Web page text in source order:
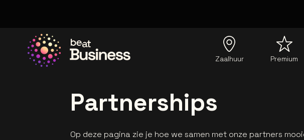
Zaalhuur Premium
Partnerships
Op deze pagina zie je hoe we samen met onze partners